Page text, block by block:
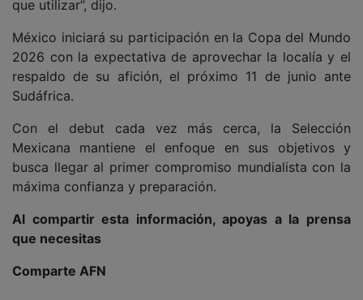
que utilizar”, dijo.
México iniciará su participación en la Copa del Mundo
2026 con la expectativa de aprovechar la localía y el
respaldo de su afición, el próximo 11 de junio ante
Sudáfrica.
Con el debut cada vez más cerca, la Selección
Mexicana mantiene el enfoque en sus objetivos y
busca llegar al primer compromiso mundialista con la
máxima confianza y preparación.
Al compartir esta información, apoyas a la prensa
que necesitas
Comparte AFN